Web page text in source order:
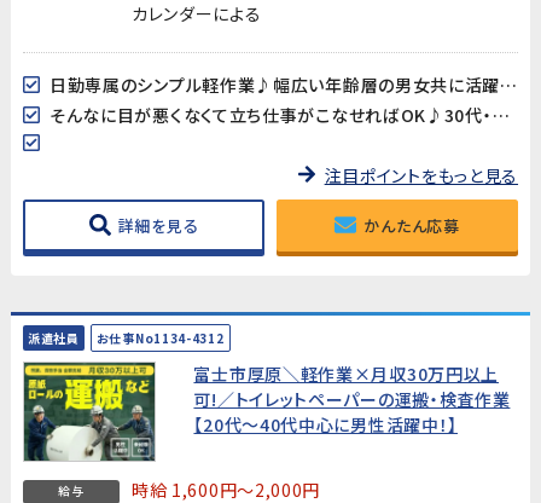
カレンダーによる
日勤専属のシンプル軽作業♪幅広い年齢層の男女共に活躍中!
そんなに目が悪くなくて立ち仕事がこなせればOK♪30代・40代スタッフ多数在籍中‼
注目ポイントをもっと見る
詳細を見る かんたん応募
派遣社員 お仕事No1134-4312
富士市厚原＼軽作業×月収30万円以上
可!／トイレットペーパーの運搬・検査作業
【20代～40代中心に男性活躍中！】
給与 時給 1,600円～2,000円